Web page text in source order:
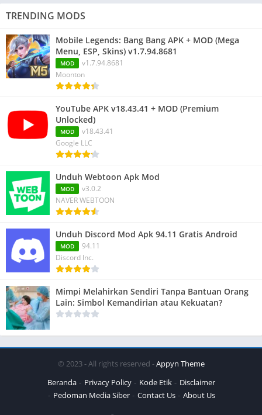
TRENDING MODS
Mobile Legends: Bang Bang APK + MOD (Mega
Menu, ESP, Skins) v1.7.94.8681
MOD
v1.7.94.8681
Moonton
YouTube APK v18.43.41 + MOD (Premium
Unlocked)
MOD
v18.43.41
Google LLC
Unduh Webtoon Apk Mod
MOD
v3.0.2
NAVER WEBTOON
Unduh Discord Mod Apk 94.11 Gratis Android
MOD
94.11
Discord Inc.
Mimpi Melahirkan Sendiri Tanpa Bantuan Orang
Lain: Simbol Kemandirian atau Kekuatan?
© 2023 - All rights reserved -Appyn Theme
Beranda
Privacy Policy Kode Etik
Disclaimer
Pedoman Media Siber
Contact Us About Us